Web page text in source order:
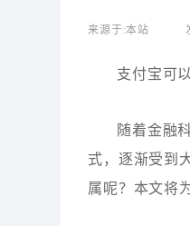
来源于:本站
支付宝可
随着金融
式，逐渐受到
属呢？本文将